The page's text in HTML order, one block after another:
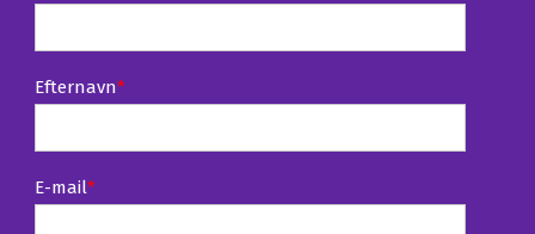
Efternavn*
E-mail*